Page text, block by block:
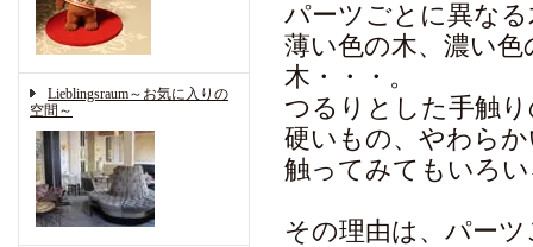
Lieblingsraum～お気に入りの
空間～
パーツごとに異な
薄い色の木、濃い
木・・・。
つるりとした手触
硬いもの、やわら
触ってみてもいろ
その理由は、パー